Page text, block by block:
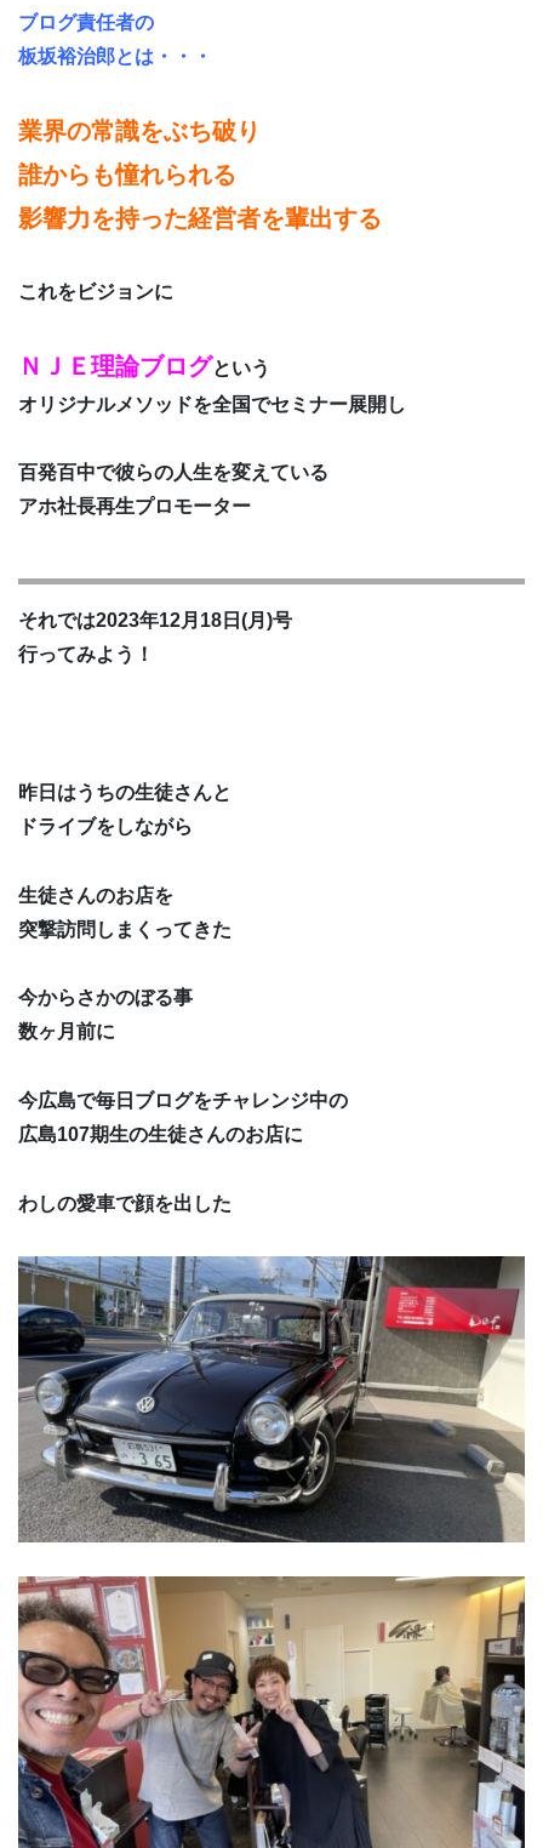
ブログ責任者の
板坂裕治郎とは・・・
業界の常識をぶち破り
誰からも憧れられる
影響力を持った経営者を輩出する
これをビジョンに
ＮＪＥ理論ブログという
オリジナルメソッドを全国でセミナー展開し
百発百中で彼らの人生を変えている
アホ社長再生プロモーター
それでは2023年12月18日(月)号
行ってみよう！
昨日はうちの生徒さんと
ドライブをしながら
生徒さんのお店を
突撃訪問しまくってきた
今からさかのぼる事
数ヶ月前に
今広島で毎日ブログをチャレンジ中の
広島107期生の生徒さんのお店に
わしの愛車で顔を出した